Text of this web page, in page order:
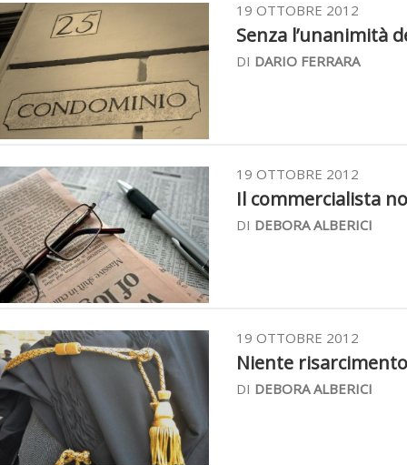
19 OTTOBRE 2012
Senza l’unanimità
DI DARIO FERRARA
19 OTTOBRE 2012
Il commercialista
DI DEBORA ALBERICI
19 OTTOBRE 2012
Niente
DI DEBORA ALBERICI